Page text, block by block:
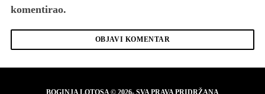
komentirao.
BOGINJA LOTOSA © 2026- SVA PRAVA PRIDRŽANA